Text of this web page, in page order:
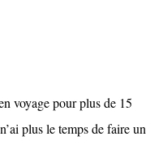
voyage pour plus de 15
plus le temps de faire un